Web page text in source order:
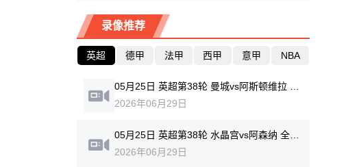
录像推荐
英超 德甲 法甲 西甲 意甲 NBA
2026年06月29日
05月25日 英超第38轮 水晶宫vs阿森纳 全场录像回放
2026年06月29日